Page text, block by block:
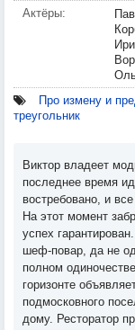
Актёры:
Про измену и
треугольник
Виктор владеет
последнее время
востребовано, и
На этот момент
успех
шеф-повар, да не
полном
горизонте
подмосковного
дому. Ресторатор